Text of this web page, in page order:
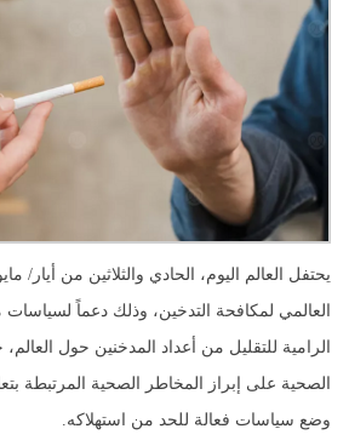
يحتفل العالم اليوم، الحادي والثلاثين من أيار/
العالمي لمكافحة التدخين، وذلك دعماً لسياسات
الرامية للتقليل من أعداد المدخنين حول
الصحية على إبراز المخاطر الصحية المرتبطة
وضع سياسات فعالة للحد من استهلاكه.